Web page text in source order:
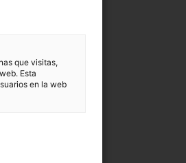
que visitas,
Esta
en la web